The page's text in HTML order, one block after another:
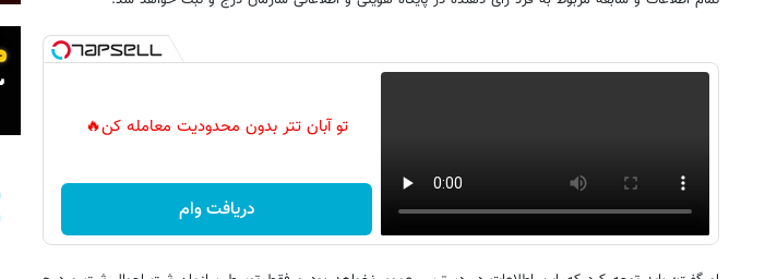
تو آبان تتر بدون محدودیت معامله کن🔥
دریافت وام